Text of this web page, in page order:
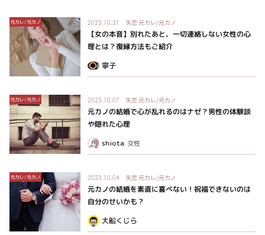
元カレ/元カノ 2023.10.31 失恋元カレ/元カノ
【女の本音】別れたあと、一切連絡しない女性の心
理とは？復縁方法もご紹介
寧子
元カレ/元カノ 2023.10.07 失恋元カレ/元カノ
元カノの結婚で心が乱れるのはナゼ？男性の体験談
や隠れた心理
shiota 女性
元カレ/元カノ 2023.10.04 失恋元カレ/元カノ
元カノの結婚を素直に喜べない！祝福できないのは
自分のせいかも？
大船くじら